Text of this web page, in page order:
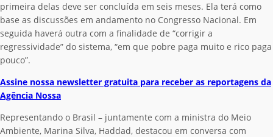
primeira delas deve ser concluída em seis meses. Ela terá como
base as discussões em andamento no Congresso Nacional. Em
seguida haverá outra com a finalidade de “corrigir a
regressividade” do sistema, “em que pobre paga muito e rico paga
pouco”.
Assine nossa newsletter gratuita para receber as reportagens da
Agência Nossa
Representando o Brasil – juntamente com a ministra do Meio
Ambiente, Marina Silva, Haddad, destacou em conversa com